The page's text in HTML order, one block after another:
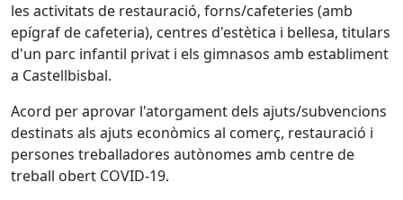
les activitats de restauració, forns/cafeteries (amb
epígraf de cafeteria), centres d'estètica i bellesa, titulars
d'un parc infantil privat i els gimnasos amb establiment
a Castellbisbal.
Acord per aprovar l'atorgament dels ajuts/subvencions
destinats als ajuts econòmics al comerç, restauració i
persones treballadores autònomes amb centre de
treball obert COVID-19.